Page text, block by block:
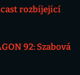
rozbíjející
92: Szabová